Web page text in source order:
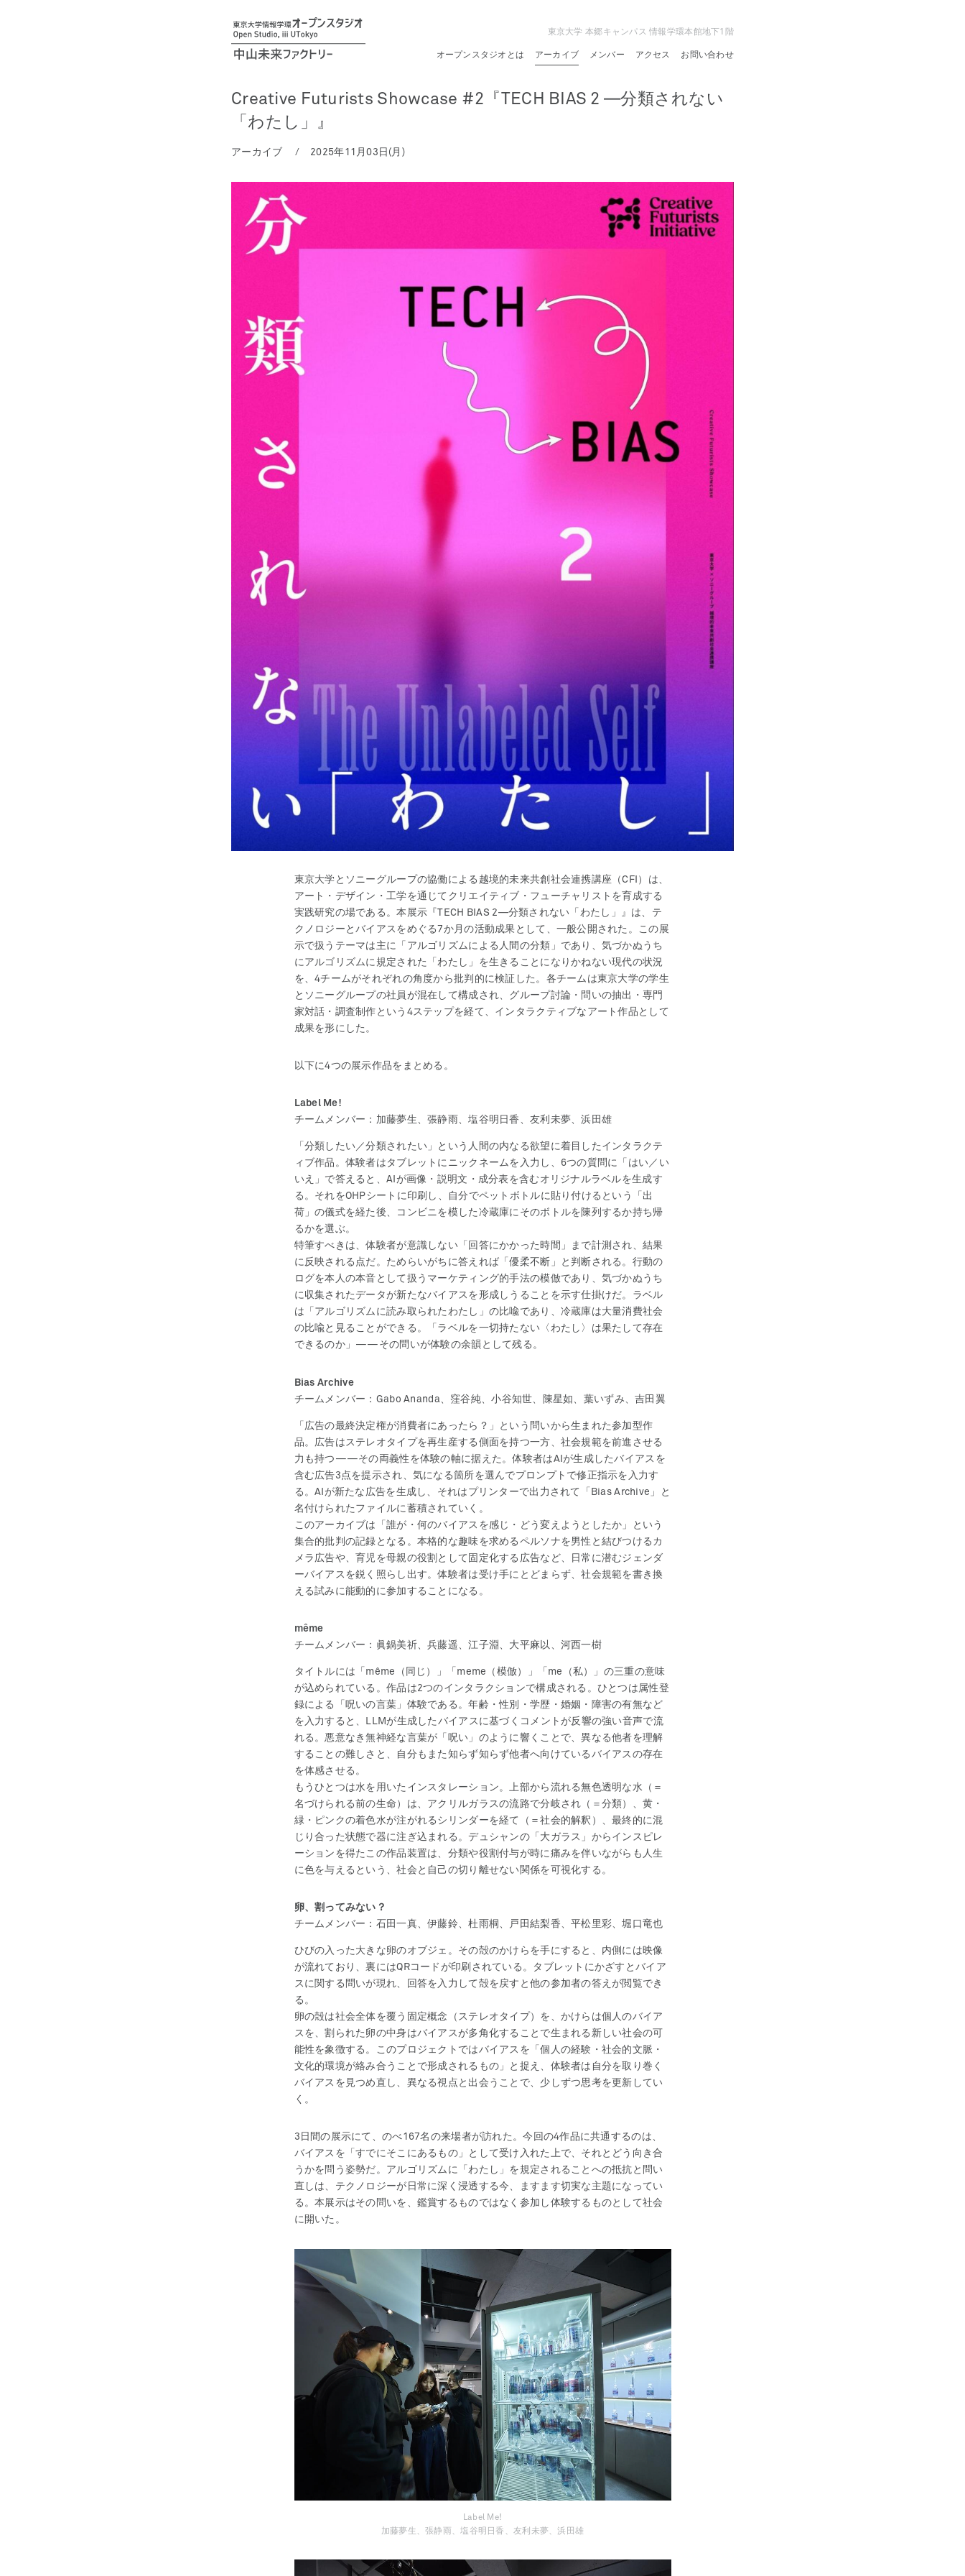
東京大学 本郷キャンパス 情報学環本館地下1階
オープンスタジオとは アーカイブ メンバー アクセス お問い合わせ
Creative Futurists Showcase #2『TECH BIAS 2 ―分類されない
「わたし」』
アーカイブ 2025年11月03日(月)
東京大学とソニーグループの協働による越境的未来共創社会連携講座（CFI）は、
アート・デザイン・工学を通じてクリエイティブ・フューチャリストを育成する
実践研究の場である。本展示『TECH BIAS 2―分類されない「わたし」』は、テ
クノロジーとバイアスをめぐる7か月の活動成果として、一般公開された。この展
示で扱うテーマは主に「アルゴリズムによる人間の分類」であり、気づかぬうち
にアルゴリズムに規定された「わたし」を生きることになりかねない現代の状況
を、4チームがそれぞれの角度から批判的に検証した。各チームは東京大学の学生
とソニーグループの社員が混在して構成され、グループ討論・問いの抽出・専門
家対話・調査制作という4ステップを経て、インタラクティブなアート作品として
成果を形にした。
以下に4つの展示作品をまとめる。
Label Me!
チームメンバー：加藤夢生、張静雨、塩谷明日香、友利未夢、浜田雄
「分類したい／分類されたい」という人間の内なる欲望に着目したインタラクテ
ィブ作品。体験者はタブレットにニックネームを入力し、6つの質問に「はい／い
いえ」で答えると、AIが画像・説明文・成分表を含むオリジナルラベルを生成す
る。それをOHPシートに印刷し、自分でペットボトルに貼り付けるという「出
荷」の儀式を経た後、コンビニを模した冷蔵庫にそのボトルを陳列するか持ち帰
るかを選ぶ。
特筆すべきは、体験者が意識しない「回答にかかった時間」まで計測され、結果
に反映される点だ。ためらいがちに答えれば「優柔不断」と判断される。行動の
ログを本人の本音として扱うマーケティング的手法の模倣であり、気づかぬうち
に収集されたデータが新たなバイアスを形成しうることを示す仕掛けだ。ラベル
は「アルゴリズムに読み取られたわたし」の比喩であり、冷蔵庫は大量消費社会
の比喩と見ることができる。「ラベルを一切持たない〈わたし〉は果たして存在
できるのか」——その問いが体験の余韻として残る。
Bias Archive
チームメンバー：Gabo Ananda、窪谷純、小谷知世、陳星如、葉いずみ、吉田翼
「広告の最終決定権が消費者にあったら？」という問いから生まれた参加型作
品。広告はステレオタイプを再生産する側面を持つ一方、社会規範を前進させる
力も持つ——その両義性を体験の軸に据えた。体験者はAIが生成したバイアスを
含む広告3点を提示され、気になる箇所を選んでプロンプトで修正指示を入力す
る。AIが新たな広告を生成し、それはプリンターで出力されて「Bias Archive」と
名付けられたファイルに蓄積されていく。
このアーカイブは「誰が・何のバイアスを感じ・どう変えようとしたか」という
集合的批判の記録となる。本格的な趣味を求めるペルソナを男性と結びつけるカ
メラ広告や、育児を母親の役割として固定化する広告など、日常に潜むジェンダ
ーバイアスを鋭く照らし出す。体験者は受け手にとどまらず、社会規範を書き換
える試みに能動的に参加することになる。
même
チームメンバー：眞鍋美祈、兵藤遥、江子淵、大平麻以、河西一樹
タイトルには「même（同じ）」「meme（模倣）」「me（私）」の三重の意味
が込められている。作品は2つのインタラクションで構成される。ひとつは属性登
録による「呪いの言葉」体験である。年齢・性別・学歴・婚姻・障害の有無など
を入力すると、LLMが生成したバイアスに基づくコメントが反響の強い音声で流
れる。悪意なき無神経な言葉が「呪い」のように響くことで、異なる他者を理解
することの難しさと、自分もまた知らず知らず他者へ向けているバイアスの存在
を体感させる。
もうひとつは水を用いたインスタレーション。上部から流れる無色透明な水（＝
名づけられる前の生命）は、アクリルガラスの流路で分岐され（＝分類）、黄・
緑・ピンクの着色水が注がれるシリンダーを経て（＝社会的解釈）、最終的に混
じり合った状態で器に注ぎ込まれる。デュシャンの「大ガラス」からインスピレ
ーションを得たこの作品装置は、分類や役割付与が時に痛みを伴いながらも人生
に色を与えるという、社会と自己の切り離せない関係を可視化する。
卵、割ってみない？
チームメンバー：石田一真、伊藤鈴、杜雨桐、戸田結梨香、平松里彩、堀口竜也
ひびの入った大きな卵のオブジェ。その殻のかけらを手にすると、内側には映像
が流れており、裏にはQRコードが印刷されている。タブレットにかざすとバイア
スに関する問いが現れ、回答を入力して殻を戻すと他の参加者の答えが閲覧でき
る。
卵の殻は社会全体を覆う固定概念（ステレオタイプ）を、かけらは個人のバイア
スを、割られた卵の中身はバイアスが多角化することで生まれる新しい社会の可
能性を象徴する。このプロジェクトではバイアスを「個人の経験・社会的文脈・
文化的環境が絡み合うことで形成されるもの」と捉え、体験者は自分を取り巻く
バイアスを見つめ直し、異なる視点と出会うことで、少しずつ思考を更新してい
く。
3日間の展示にて、のべ167名の来場者が訪れた。今回の4作品に共通するのは、
バイアスを「すでにそこにあるもの」として受け入れた上で、それとどう向き合
うかを問う姿勢だ。アルゴリズムに「わたし」を規定されることへの抵抗と問い
直しは、テクノロジーが日常に深く浸透する今、ますます切実な主題になってい
る。本展示はその問いを、鑑賞するものではなく参加し体験するものとして社会
に開いた。
Label Me!
加藤夢生、張静雨、塩谷明日香、友利未夢、浜田雄